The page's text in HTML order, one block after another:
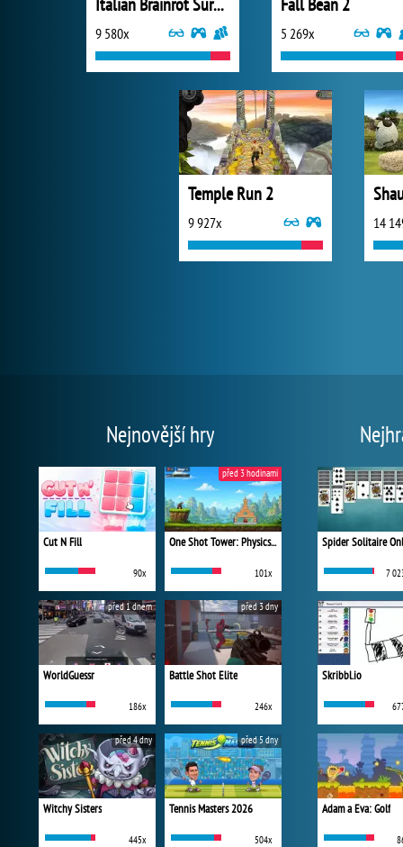
9 580x 5 269x
Temple Run 2
9 927x 14
Nejnovější hry
Cut N Fill
90x
One Shot Tower: Physics Destroyer
101x
před 3 hodinami
WorldGuessr
186x
před 1 dnem
Battle Shot Elite
246x
před 3 dny
Witchy Sisters
445x
před 4 dny
Tennis Masters 2026
504x
před 5 dny
Spider Solitaire
7
Skribbl.io
Adam a Eva: Golf